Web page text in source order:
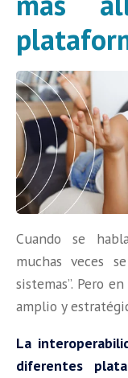
Cuando se
muchas veces
sistemas”. Pero
amplio y
La
diferentes